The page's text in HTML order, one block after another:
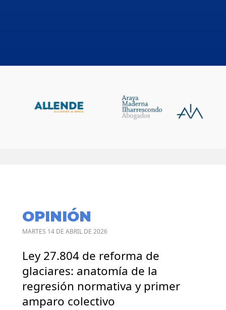
OPINIÓN
MARTES 14 DE ABRIL DE 2026
Ley 27.804 de reforma de
glaciares: anatomía de la
regresión normativa y primer
amparo colectivo